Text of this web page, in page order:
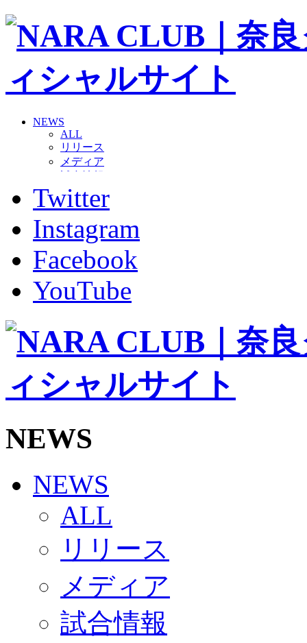
NEWS
ALL
リリース
メディア
グッズ
ファンコミュニティ
ホームタウン
コラム
その他
TEAM
2026/27トップチーム
2026/27トップチームスタッフ
バモス
チアダンススクール
ボランティアチーム「volundeer」
ビクトリーロード
HOMEGAME
観戦ルール＆マナー
Jリーグ運営管理規定
写真・動画使用ガイドライン
SCHEDULE
2026/27
練習見学時のファンサービスについて
TICKET
奈良クラブ明治安田J3リーグ2026/27シーズン試
奈良クラブ明治安田Ｊ3リーグ 2026/27シーズン「
観戦ルール＆マナー
2026/27ファンコミュニティ
サポートショップ
GOODS
オフィシャルストア（実店舗）
オンラインストア
Twitter
Instagram
Facebook
YouTube
NEWS
NEWS
ALL
リリース
メディア
試合情報